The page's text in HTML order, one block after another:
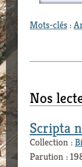
Mots-clés:
Nos
Scripta
Collection :
Parution :